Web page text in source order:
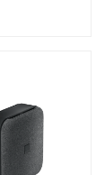
engagement